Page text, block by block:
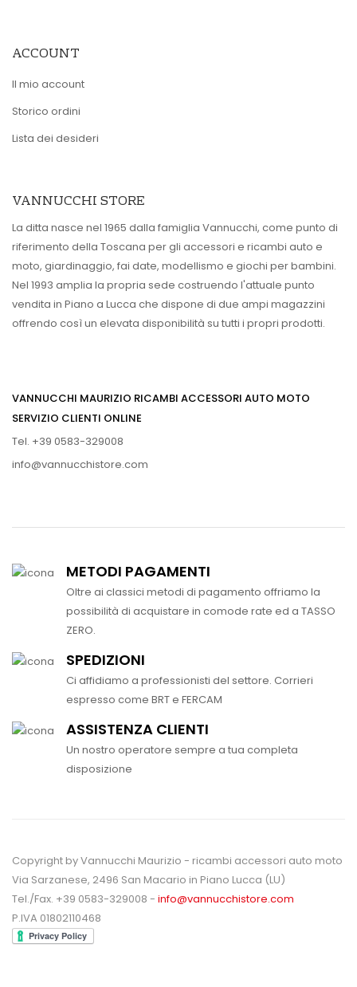
ACCOUNT
Il mio account
Storico ordini
Lista dei desideri
VANNUCCHI STORE
La ditta nasce nel 1965 dalla famiglia Vannucchi, come punto di
riferimento della Toscana per gli accessori e ricambi auto e
moto, giardinaggio, fai date, modellismo e giochi per bambini.
Nel 1993 amplia la propria sede costruendo l'attuale punto
vendita in Piano a Lucca che dispone di due ampi magazzini
offrendo così un elevata disponibilità su tutti i propri prodotti.
VANNUCCHI MAURIZIO RICAMBI ACCESSORI AUTO MOTO
SERVIZIO CLIENTI ONLINE
Tel. +39 0583-329008
info@vannucchistore.com
METODI PAGAMENTI
Oltre ai classici metodi di pagamento offriamo la
possibilità di acquistare in comode rate ed a TASSO
ZERO.
SPEDIZIONI
Ci affidiamo a professionisti del settore. Corrieri
espresso come BRT e FERCAM
ASSISTENZA CLIENTI
Un nostro operatore sempre a tua completa
disposizione
Copyright by Vannucchi Maurizio - ricambi accessori auto moto
Via Sarzanese, 2496 San Macario in Piano Lucca (LU)
Tel./Fax. +39 0583-329008 - info@vannucchistore.com
P.IVA 01802110468